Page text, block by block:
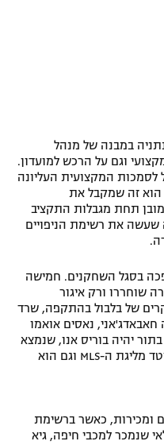
במבנה של מנהל
וגם על הרכש למועדון.
לסמכות המקצועית העליונה
הוא זה שמקבל את
תחת מגבלות התקציב
שעשה את רשימת הניפויים
בסגל השחקנים. חמישה
שוחררו ורק איגור
של בלבול בהתקפה, שרד
נאסים אואמו
יהיה בוריס אנו, שנמצא
במגעים מתקדמים מאוד עם DC יונייטד מליגת ה-MLS וגם הוא
ומכירות, כאשר ברשימת
שנמכר למכבי חיפה, גיא